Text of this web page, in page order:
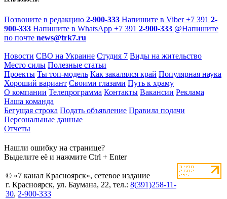
Позвоните в редакцию 2-900-333 Напишите в Viber +7 391 2-
900-333 Напишите в WhatsApp +7 391 2-900-333 @Напишите
по почте news@trk7.ru
Новости СВО на Украине Студия 7 Виды на жительство
Место силы Полезные статьи
Проекты Ты топ-модель Как закалялся край Популярная наука
Хороший вариант Своими глазами Путь к храму
О компании Телепрограмма Контакты Вакансии Реклама
Наша команда
Бегущая строка Подать объявление Правила подачи
Персональные данные
Отчеты
Нашли ошибку на странице?
Выделите её и нажмите Ctrl + Enter
© «7 канал Красноярск», сетевое издание
г. Красноярск, ул. Баумана, 22, тел.: 8(391)258-11-
30, 2-900-333